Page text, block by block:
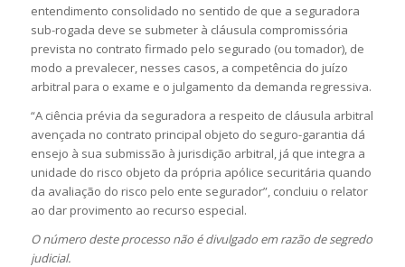
entendimento consolidado no sentido de que a seguradora
sub-rogada deve se submeter à cláusula compromissória
prevista no contrato firmado pelo segurado (ou tomador), de
modo a prevalecer, nesses casos, a competência do juízo
arbitral para o exame e o julgamento da demanda regressiva.
“A ciência prévia da seguradora a respeito de cláusula arbitral
avençada no contrato principal objeto do seguro-garantia dá
ensejo à sua submissão à jurisdição arbitral, já que integra a
unidade do risco objeto da própria apólice securitária quando
da avaliação do risco pelo ente segurador”, concluiu o relator
ao dar provimento ao recurso especial.
O número deste processo não é divulgado em razão de segredo
judicial.